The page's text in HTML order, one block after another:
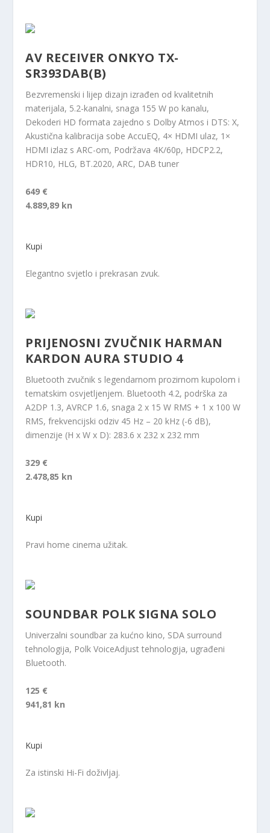
AV RECEIVER ONKYO TX-
SR393DAB(B)
Bezvremenski i lijep dizajn izrađen od kvalitetnih
materijala, 5.2-kanalni, snaga 155 W po kanalu,
Dekoderi HD formata zajedno s Dolby Atmos i DTS: X,
Akustična kalibracija sobe AccuEQ, 4× HDMI ulaz, 1×
HDMI izlaz s ARC-om, Podržava 4K/60p, HDCP2.2,
HDR10, HLG, BT.2020, ARC, DAB tuner
649 €
4.889,89 kn
Kupi
Elegantno svjetlo i prekrasan zvuk.
PRIJENOSNI ZVUČNIK HARMAN
KARDON AURA STUDIO 4
Bluetooth zvučnik s legendarnom prozirnom kupolom i
tematskim osvjetljenjem. Bluetooth 4.2, podrška za
A2DP 1.3, AVRCP 1.6, snaga 2 x 15 W RMS + 1 x 100 W
RMS, frekvencijski odziv 45 Hz – 20 kHz (-6 dB),
dimenzije (H x W x D): 283.6 x 232 x 232 mm
329 €
2.478,85 kn
Kupi
Pravi home cinema užitak.
SOUNDBAR POLK SIGNA SOLO
Univerzalni soundbar za kućno kino, SDA surround
tehnologija, Polk VoiceAdjust tehnologija, ugrađeni
Bluetooth.
125 €
941,81 kn
Kupi
Za istinski Hi-Fi doživljaj.